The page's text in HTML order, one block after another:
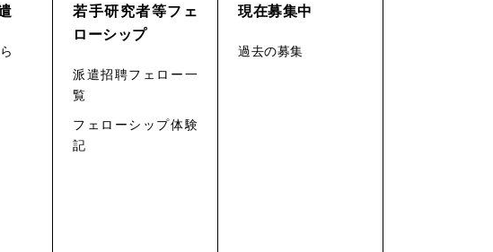
若手研究者等フェ
ローシップ
派遣招聘フェロー一
覧
フェローシップ体験
記
現在募集中
過去の募集